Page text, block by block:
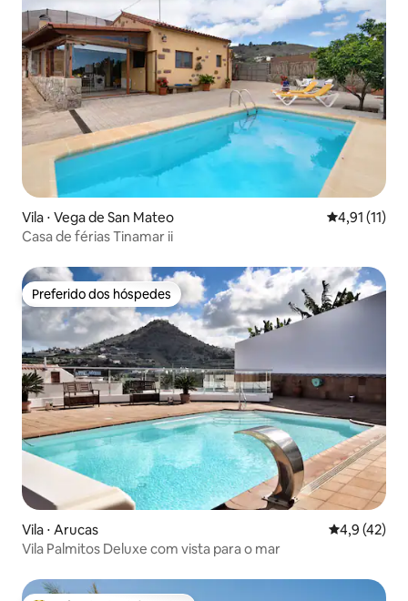
Vila ⋅ Vega de San Mateo 4,91 de uma
4,91 (11)
Casa de férias Tinamar ii
Preferido dos hóspedes
Preferido dos hóspedes
Vila ⋅ Arucas 4,9 de uma
4,9 (42)
Vila Palmitos Deluxe com vista para o mar